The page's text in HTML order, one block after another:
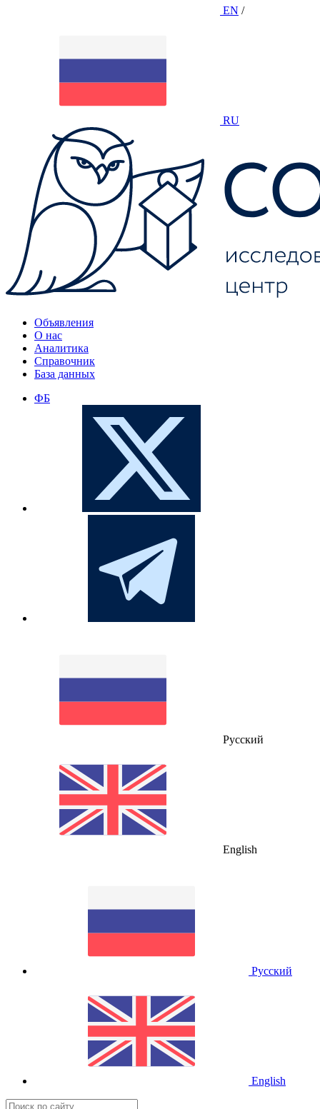
EN /
RU
Объявления
О нас
Аналитика
Справочник
База данных
ФБ
Русский
English
Русский
English